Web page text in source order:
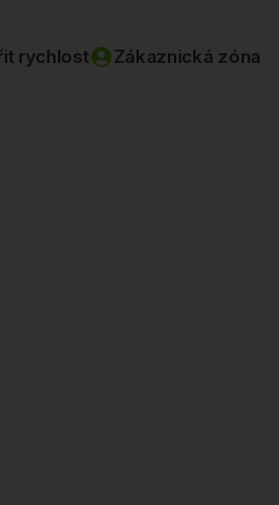
rychlost Zákaznická zóna